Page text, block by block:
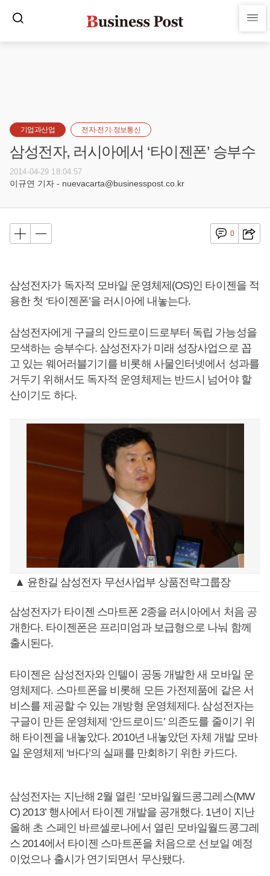
기업과산업 전자·전기·정보통신
삼성전자, 러시아에서 ‘타이젠폰’ 승부수
2014-04-29 18:04:57
이규연 기자 - nuevacarta@businesspost.co.kr
0
삼성전자가 독자적 모바일 운영체제(OS)인 타이젠을 적
용한 첫 ‘타이젠폰’을 러시아에 내놓는다.
삼성전자에게 구글의 안드로이드로부터 독립 가능성을
모색하는 승부수다. 삼성전자가 미래 성장사업으로 꼽
고 있는 웨어러블기기를 비롯해 사물인터넷에서 성과를
거두기 위해서도 독자적 운영체제는 반드시 넘어야 할
산이기도 하다.
▲ 윤한길 삼성전자 무선사업부 상품전략그룹장
삼성전자가 타이젠 스마트폰 2종을 러시아에서 처음 공
개한다. 타이젠폰은 프리미엄과 보급형으로 나눠 함께
출시된다.
타이젠은 삼성전자와 인텔이 공동 개발한 새 모바일 운
영체제다. 스마트폰을 비롯해 모든 가전제품에 같은 서
비스를 제공할 수 있는 개방형 운영체제다. 삼성전자는
구글이 만든 운영체제 ‘안드로이드’ 의존도를 줄이기 위
해 타이젠을 내놓았다. 2010년 내놓았던 자체 개발 모바
일 운영체제 ‘바다’의 실패를 만회하기 위한 카드다.
삼성전자는 지난해 2월 열린 ‘모바일월드콩그레스(MW
C) 2013’ 행사에서 타이젠 개발을 공개했다. 1년이 지난
올해 초 스페인 바르셀로나에서 열린 모바일월드콩그레
스 2014에서 타이젠 스마트폰을 처음으로 선보일 예정
이었으나 출시가 연기되면서 무산됐다.